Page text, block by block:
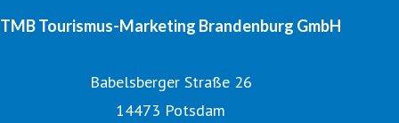
TMB Tourismus-Marketing Brandenburg GmbH
Babelsberger Straße 26
14473 Potsdam